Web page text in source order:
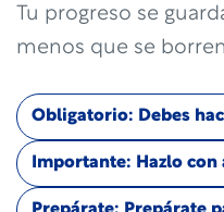
Tu progreso se
menos que se
Obligatorio: Debes
Importante: Hazlo